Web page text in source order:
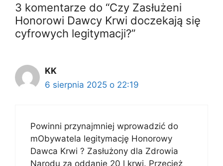
3 komentarze do “Czy Zasłużeni
Honorowi Dawcy Krwi doczekają się
cyfrowych legitymacji?”
KK
6 sierpnia 2025 o 22:19
Powinni przynajmniej wprowadzić do
mObywatela legitymację Honorowy
Dawca Krwi ? Zasłużony dla Zdrowia
Narodu za oddanie 20 l krwi. Przecież